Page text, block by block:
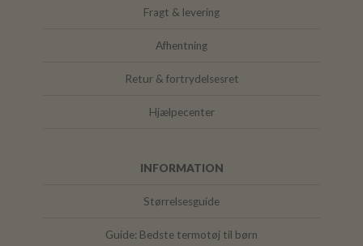
Fragt & levering
Afhentning
Retur & fortrydelsesret
Hjælpecenter
INFORMATION
Størrelsesguide
Guide: Bedste termotøj til børn